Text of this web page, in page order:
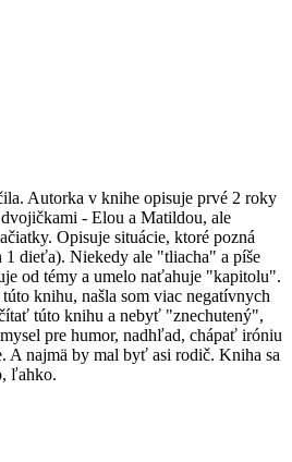
Autorka v knihe opisuje prvé 2 roky
- Elou a Matildou, ale
Opisuje situácie, ktoré pozná
1 dieťa). Niekedy ale "tliacha" a píše
od témy a umelo naťahuje "kapitolu".
knihu, našla som viac negatívnych
túto knihu a nebyť "znechutený",
pre humor, nadhľad, chápať iróniu
A najmä by mal byť asi rodič. Kniha sa
ľahko.